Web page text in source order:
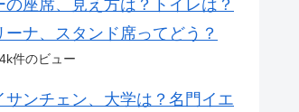
の座席、見え方は？トイレは？
ーナ、スタンド席ってどう？
件のビュー
サンチェン、大学は？名門イエ